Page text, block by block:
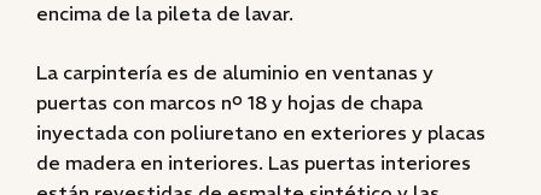
encima de la pileta de lavar.
La carpintería es de aluminio en ventanas y
puertas con marcos nº 18 y hojas de chapa
inyectada con poliuretano en exteriores y placas
de madera en interiores. Las puertas interiores